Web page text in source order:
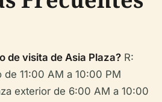
de visita de Asia Plaza? R:
de 11:00 AM a 10:00 PM
exterior de 6:00 AM a 10:00